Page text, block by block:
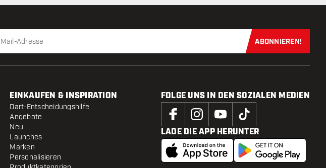
Jetzt für
ABONNIEREN!
EINKAUFEN & INSPIRATION
Dart-Entscheidungshilfe
Angebote
Neu
Launches
Marken
Personalisieren
FOLGE UNS IN DEN SOZIALEN MEDIEN
LADE DIE APP HERUNTER